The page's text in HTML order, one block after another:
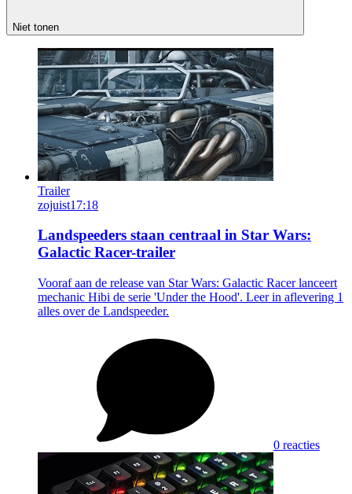
Niet tonen
Trailer
zojuist17:18
Landspeeders staan centraal in Star Wars:
Galactic Racer-trailer
Vooraf aan de release van Star Wars: Galactic Racer lanceert
mechanic Hibi de serie 'Under the Hood'. Leer in aflevering 1
alles over de Landspeeder.
0 reacties